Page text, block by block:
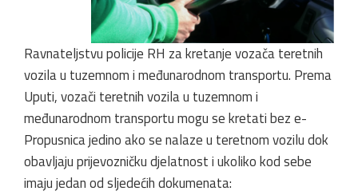
Ravnateljstvu policije RH za kretanje vozača teretnih
vozila u tuzemnom i međunarodnom transportu. Prema
Uputi, vozači teretnih vozila u tuzemnom i
međunarodnom transportu mogu se kretati bez e-
Propusnica jedino ako se nalaze u teretnom vozilu dok
obavljaju prijevozničku djelatnost i ukoliko kod sebe
imaju jedan od sljedećih dokumenata: